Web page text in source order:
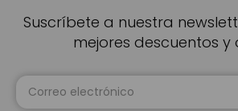
Suscríbete a nuestra
mejores descuentos y
Inscríbase